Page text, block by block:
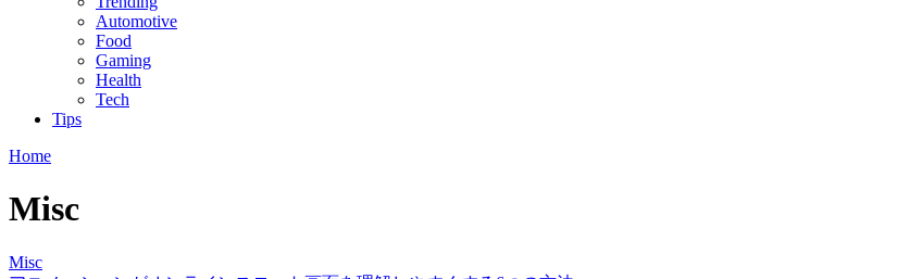
Automotive
Food
Gaming
Health
Tech
Tips
Home
Misc
Misc